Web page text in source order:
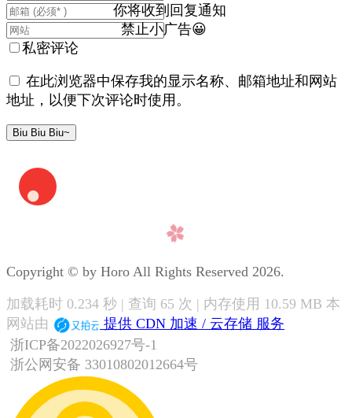
你将收到回复通知
禁止小广告😀
私密评论
在此浏览器中保存我的显示名称、邮箱地址和网站
地址，以便下次评论时使用。
Copyright © by Horo All Rights Reserved 2026.
加载耗时 0.234 秒 | 查询 65 次 | 内存使用 10.59 MB 本
网站由
提供 CDN 加速 / 云存储 服务
浙ICP备2022026927号-1
浙公网安备 33010802012664号